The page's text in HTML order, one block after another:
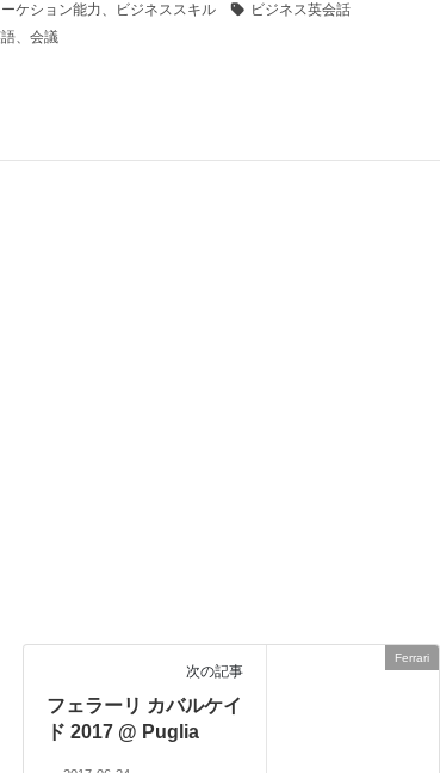
ケション能力、ビジネススキル
ビジネス英会話
、会議
Ferrari
次の記事
フェラーリ カバルケイ
ド 2017 @ Puglia